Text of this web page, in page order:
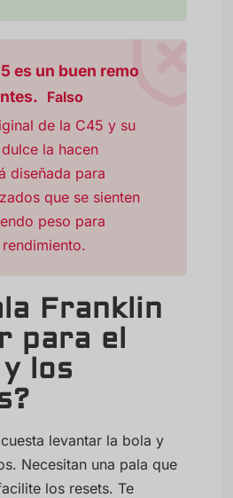
es un buen remo
Falso
de la C45 y su
la hacen
diseñada para
que se sienten
peso para
Franklin
para el
los
levantar la bola y
Necesitan una pala que
los resets. Te